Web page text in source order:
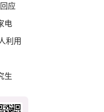
应
电
利用
生